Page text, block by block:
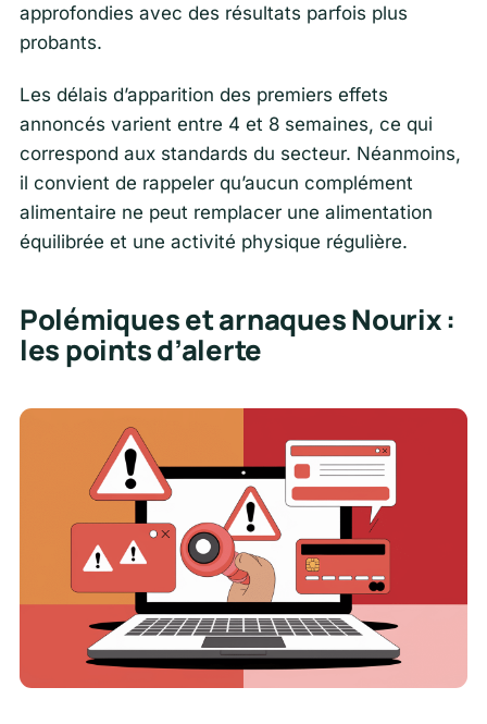
approfondies avec des résultats parfois plus
probants.
Les délais d’apparition des premiers effets
annoncés varient entre 4 et 8 semaines, ce qui
correspond aux standards du secteur. Néanmoins,
il convient de rappeler qu’aucun complément
alimentaire ne peut remplacer une alimentation
équilibrée et une activité physique régulière.
Polémiques et arnaques Nourix :
les points d’alerte